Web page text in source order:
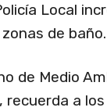
Local
de baño.
de Medio
recuerda a